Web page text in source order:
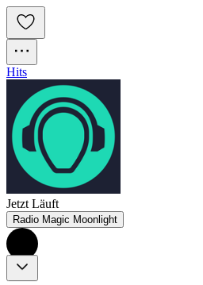
Hits
Jetzt Läuft
Radio Magic Moonlight